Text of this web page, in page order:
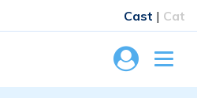
Cast | Cat